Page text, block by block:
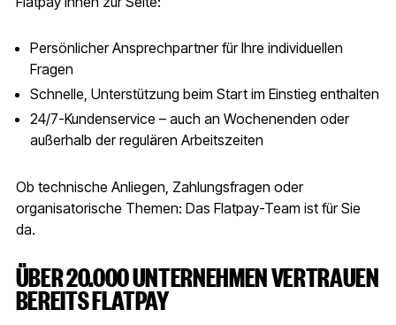
Persönlicher Ansprechpartner für Ihre individuellen
Fragen
Schnelle, Unterstützung beim Start im Einstieg enthalten
24/7-Kundenservice – auch an Wochenenden oder
außerhalb der regulären Arbeitszeiten
Ob technische Anliegen, Zahlungsfragen oder
organisatorische Themen: Das Flatpay-Team ist für Sie
da.
ÜBER 20.000 UNTERNEHMEN VERTRAUEN
BEREITS FLATPAY